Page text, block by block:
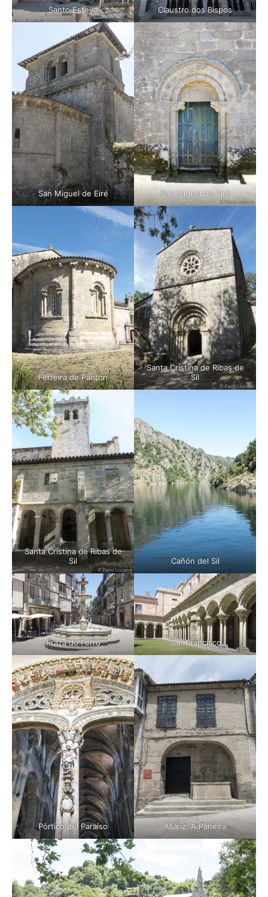
Santo Estevo Claustro dos Bispos
San Miguel de Eiré San Miguel de Eiré
Ferreira de Pantón
Santa Cristina de Ribas de
Sil
Santa Cristina de Ribas de
Sil
Cañón del Sil
Praza do Ferro San Francisco
Pórtico del Paraíso Allariz: A Paneira